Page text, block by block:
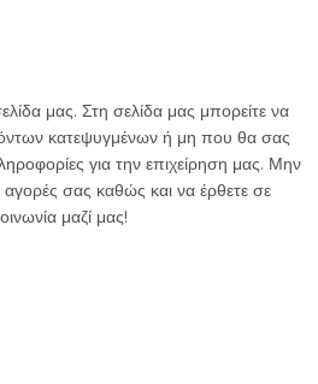
μας. Στη σελίδα μας μπορείτε να
κατεψυγμένων ή μη που θα σας
για την επιχείρηση μας. Μην
αγορές σας καθώς και να έρθετε σε
μαζί μας!